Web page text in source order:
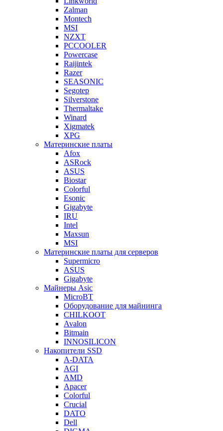
Zalman
Montech
MSI
NZXT
PCCOOLER
Powercase
Raijintek
Razer
SEASONIC
Segotep
Silverstone
Thermaltake
Winard
Xigmatek
XPG
Материнские платы
Afox
ASRock
ASUS
Biostar
Colorful
Esonic
Gigabyte
IRU
Intel
Maxsun
MSI
Материнские платы для серверов
Supermicro
ASUS
Gigabyte
Майнеры Asic
MicroBT
Оборудование для майнинга
CHILKOOT
Avalon
Bitmain
INNOSILICON
Накопители SSD
A-DATA
AGI
AMD
Apacer
Colorful
Crucial
DATO
Dell